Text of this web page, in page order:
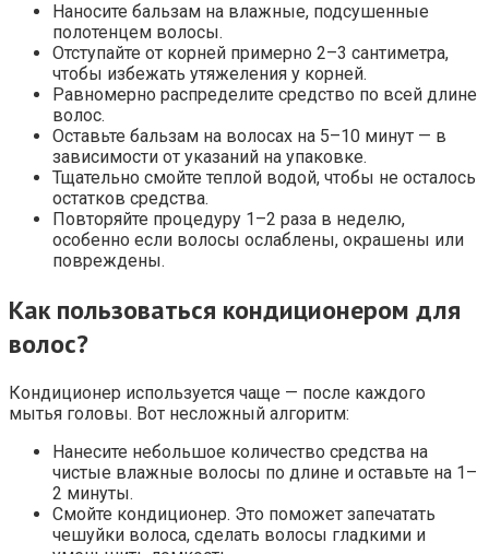
Наносите бальзам на влажные, подсушенные
полотенцем волосы.
Отступайте от корней примерно 2–3 сантиметра,
чтобы избежать утяжеления у корней.
Равномерно распределите средство по всей длине
волос.
Оставьте бальзам на волосах на 5–10 минут — в
зависимости от указаний на упаковке.
Тщательно смойте теплой водой, чтобы не осталось
остатков средства.
Повторяйте процедуру 1–2 раза в неделю,
особенно если волосы ослаблены, окрашены или
повреждены.
Как пользоваться кондиционером для
волос?
Кондиционер используется чаще — после каждого
мытья головы. Вот несложный алгоритм:
Нанесите небольшое количество средства на
чистые влажные волосы по длине и оставьте на 1–
2 минуты.
Смойте кондиционер. Это поможет запечатать
чешуйки волоса, сделать волосы гладкими и